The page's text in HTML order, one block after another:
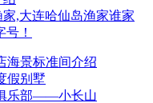
海景标准间介绍
假别墅
乐部——小长山